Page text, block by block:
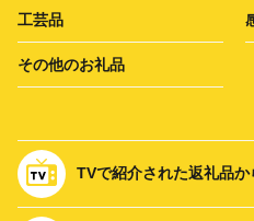
工芸品
その他のお礼品
TVで紹介された返礼品か